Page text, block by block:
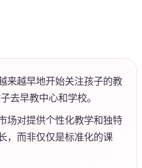
来越早地开始关注孩子的教
去早教中心和学校。
场对提供个性化教学和独特
，而非仅仅是标准化的课